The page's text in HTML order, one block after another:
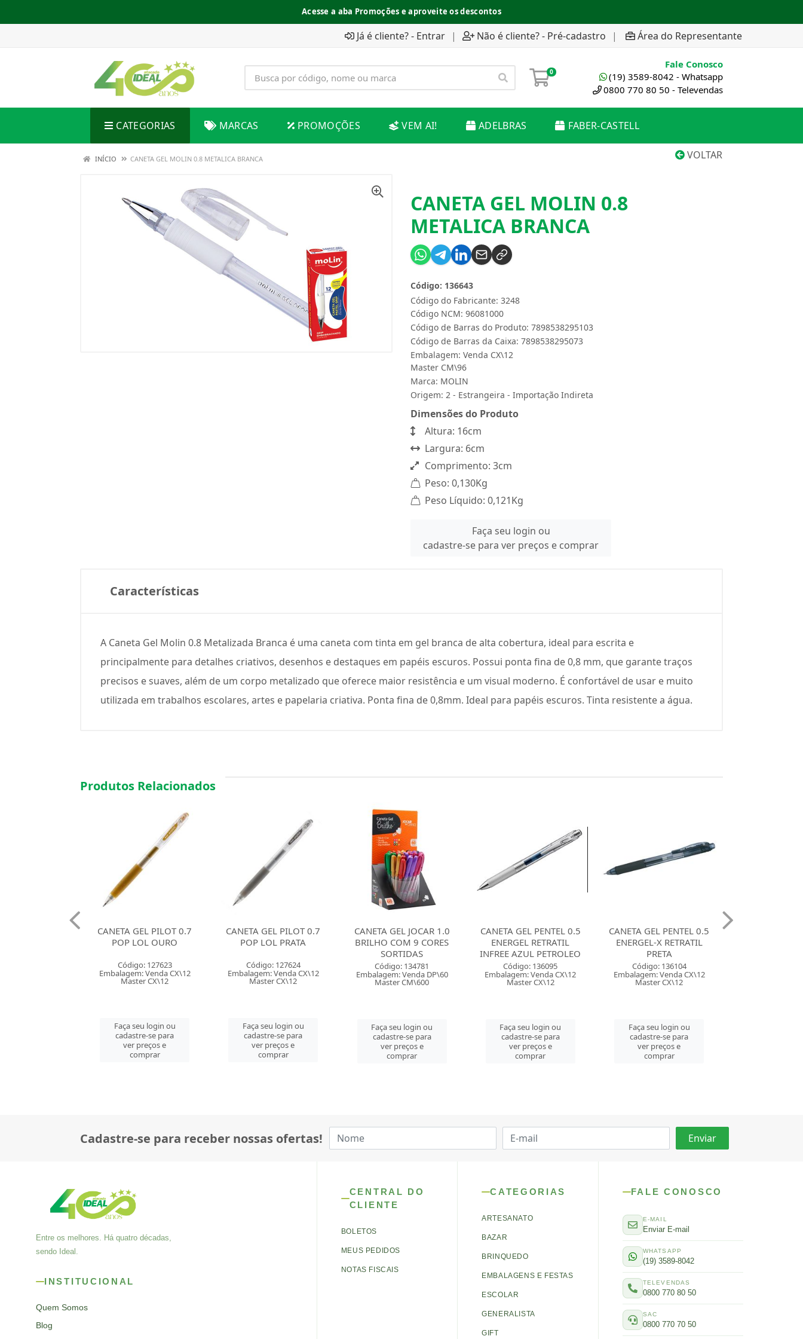
Acesse a aba Promoções e aproveite os descontos
Já é cliente? - Entrar | Não é cliente? - Pré-cadastro | Área do Representante
0
Fale Conosco
(19) 3589-8042 - Whatsapp
0800 770 80 50 - Televendas
CATEGORIAS MARCAS PROMOÇÕES VEM AI! ADELBRAS FABER-CASTELL
VOLTAR
INÍCIO CANETA GEL MOLIN 0.8 METALICA BRANCA
CANETA GEL MOLIN 0.8
METALICA BRANCA
Código do Fabricante: 3248
Código: 136643
Código NCM: 96081000
Código de Barras do Produto: 7898538295103
Código de Barras da Caixa: 7898538295073
Embalagem: Venda CX\12
Master CM\96
Marca: MOLIN
Origem: 2 - Estrangeira - Importação Indireta
Dimensões do Produto
Altura: 16cm
Largura: 6cm
Comprimento: 3cm
Peso: 0,130Kg
Peso Líquido: 0,121Kg
Faça seu login ou
cadastre-se para ver preços e comprar
Características
A Caneta Gel Molin 0.8 Metalizada Branca é uma caneta com tinta em gel branca de alta cobertura, ideal para escrita e
principalmente para detalhes criativos, desenhos e destaques em papéis escuros. Possui ponta fina de 0,8 mm, que garante traços
precisos e suaves, além de um corpo metalizado que oferece maior resistência e um visual moderno. É confortável de usar e muito
utilizada em trabalhos escolares, artes e papelaria criativa. Ponta fina de 0,8mm. Ideal para papéis escuros. Tinta resistente a água.
Produtos Relacionados
CANETA GEL PILOT 0.7
POP LOL PRATA
Código: 127624
Embalagem: Venda CX\12
Master CX\12
Faça seu login ou
cadastre-se para
ver preços e
comprar
CANETA GEL JOCAR 1.0
BRILHO COM 9 CORES
Código: 134781
Embalagem: Venda DP\60
Master CM\600
Faça seu login ou
cadastre-se para
ver preços e
comprar
CANETA GEL PENTEL 0.5
ENERGEL RETRATIL
INFREE AZUL PETROLEO
Código: 136095
Embalagem: Venda CX\12
Master CX\12
Faça seu login ou
cadastre-se para
ver preços e
comprar
CANETA GEL PENTEL 0.5
ENERGEL-X RETRATIL
PRETA
Código: 136104
Embalagem: Venda CX\12
Master CX\12
Faça seu login ou
cadastre-se para
ver preços e
comprar
CANETA GEL PENTEL 0.5
ENERGEL-X RETRATIL
AZUL
Código: 136106
Embalagem: Venda CX\12
Master CX\12
Faça seu login ou
cadastre-se para
ver preços e
comprar
Cadastre-se para receber nossas ofertas!
Entre os melhores. Há quatro décadas,
sendo Ideal.
INSTITUCIONAL
Quem Somos
Blog
CENTRAL DO
CLIENTE
BOLETOS
MEUS PEDIDOS
NOTAS FISCAIS
CATEGORIAS
ARTESANATO
BAZAR
BRINQUEDO
EMBALAGENS E FESTAS
ESCOLAR
GENERALISTA
GIFT
FALE CONOSCO
E-MAIL
Enviar E-mail
WHATSAPP
(19) 3589-8042
TELEVENDAS
0800 770 80 50
SAC
0800 770 70 50